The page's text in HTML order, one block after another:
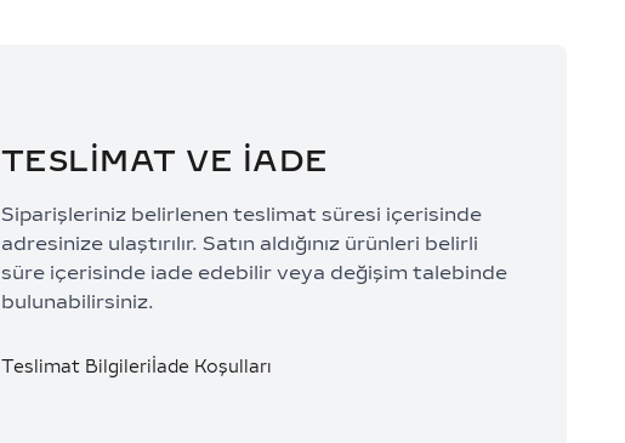
TESLİMAT VE İADE
Siparişleriniz belirlenen teslimat süresi içerisinde
adresinize ulaştırılır. Satın aldığınız ürünleri belirli
süre içerisinde iade edebilir veya değişim talebinde
bulunabilirsiniz.
Teslimat Bilgileri İade Koşulları